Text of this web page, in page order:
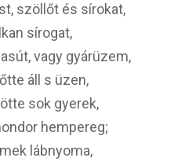
szöllőt és sírokat,
sírogat,
vagy gyárüzem,
áll s üzen,
sok gyerek,
hempereg;
lábnyoma,